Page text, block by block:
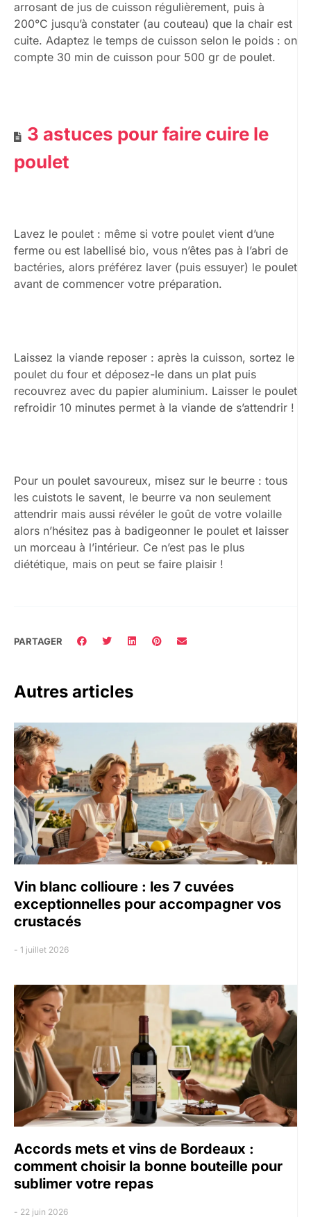
arrosant de jus de cuisson régulièrement, puis à
200°C jusqu’à constater (au couteau) que la chair est
cuite. Adaptez le temps de cuisson selon le poids : on
compte 30 min de cuisson pour 500 gr de poulet.
3 astuces pour faire cuire le
poulet
Lavez le poulet : même si votre poulet vient d’une
ferme ou est labellisé bio, vous n’êtes pas à l’abri de
bactéries, alors préférez laver (puis essuyer) le poulet
avant de commencer votre préparation.
Laissez la viande reposer : après la cuisson, sortez le
poulet du four et déposez-le dans un plat puis
recouvrez avec du papier aluminium. Laisser le poulet
refroidir 10 minutes permet à la viande de s’attendrir !
Pour un poulet savoureux, misez sur le beurre : tous
les cuistots le savent, le beurre va non seulement
attendrir mais aussi révéler le goût de votre volaille
alors n’hésitez pas à badigeonner le poulet et laisser
un morceau à l’intérieur. Ce n’est pas le plus
diététique, mais on peut se faire plaisir !
PARTAGER
Autres articles
Vin blanc collioure : les 7 cuvées
exceptionnelles pour accompagner vos
crustacés
1 juillet 2026
Accords mets et vins de Bordeaux :
comment choisir la bonne bouteille pour
sublimer votre repas
22 juin 2026